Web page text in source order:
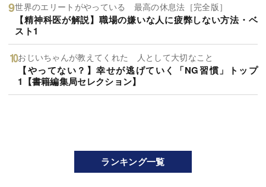
世界のエリートがやっている 最高の休息法［完全版］
【精神科医が解説】職場の嫌いな人に疲弊しない方法・ベ
スト1
おじいちゃんが教えてくれた 人として大切なこと
【やってない？】幸せが逃げていく「NG習慣」トップ
1【書籍編集局セレクション】
ランキング一覧